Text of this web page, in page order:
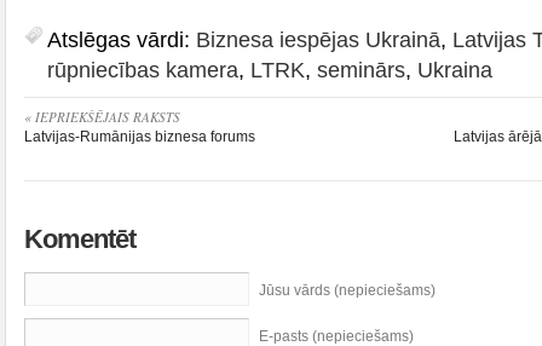
Atslēgas vārdi: Biznesa iespējas Ukrainā, Latvijas
rūpniecības kamera, LTRK, seminārs, Ukraina
« IEPRIEKŠĒJAIS RAKSTS
Latvijas-Rumānijas biznesa forums Latvijas
Komentēt
Jūsu vārds (nepieciešams)
E-pasts (nepieciešams)